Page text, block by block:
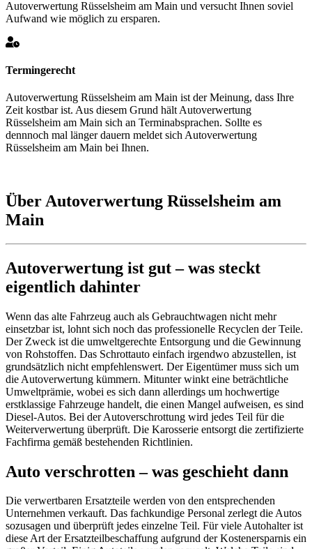
Autoverwertung Rüsselsheim am Main und versucht Ihnen soviel
Aufwand wie möglich zu ersparen.
Termingerecht
Autoverwertung Rüsselsheim am Main ist der Meinung, dass Ihre
Zeit kostbar ist. Aus diesem Grund hält Autoverwertung
Rüsselsheim am Main sich an Terminabsprachen. Sollte es
dennnoch mal länger dauern meldet sich Autoverwertung
Rüsselsheim am Main bei Ihnen.
Über Autoverwertung Rüsselsheim am
Main
Autoverwertung ist gut – was steckt
eigentlich dahinter
Wenn das alte Fahrzeug auch als Gebrauchtwagen nicht mehr
einsetzbar ist, lohnt sich noch das professionelle Recyclen der Teile.
Der Zweck ist die umweltgerechte Entsorgung und die Gewinnung
von Rohstoffen. Das Schrottauto einfach irgendwo abzustellen, ist
grundsätzlich nicht empfehlenswert. Der Eigentümer muss sich um
die Autoverwertung kümmern. Mitunter winkt eine beträchtliche
Umweltprämie, wobei es sich dann allerdings um hochwertige
erstklassige Fahrzeuge handelt, die einen Mangel aufweisen, es sind
Diesel-Autos. Bei der Autoverschrottung wird jedes Teil für die
Weiterverwertung überprüft. Die Karosserie entsorgt die zertifizierte
Fachfirma gemäß bestehenden Richtlinien.
Auto verschrotten – was geschieht dann
Die verwertbaren Ersatzteile werden von den entsprechenden
Unternehmen verkauft. Das fachkundige Personal zerlegt die Autos
sozusagen und überprüft jedes einzelne Teil. Für viele Autohalter ist
diese Art der Ersatzteilbeschaffung aufgrund der Kostenersparnis ein